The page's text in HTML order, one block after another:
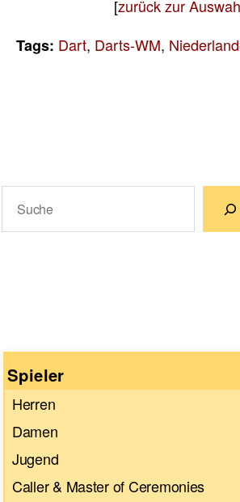
[zurück zur
Tags: Dart, Darts-WM,
Spieler
Herren
Damen
Jugend
Caller & Master of Ceremonies